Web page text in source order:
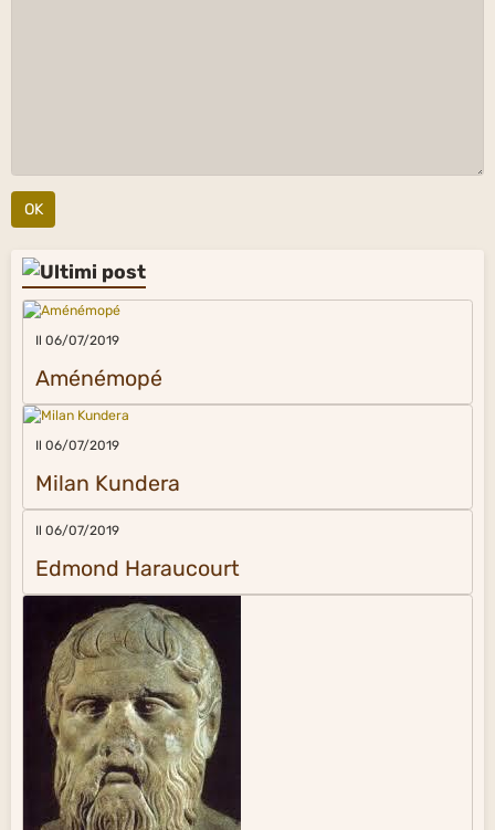
OK
Il 06/07/2019
Aménémopé
Il 06/07/2019
Milan Kundera
Il 06/07/2019
Edmond Haraucourt